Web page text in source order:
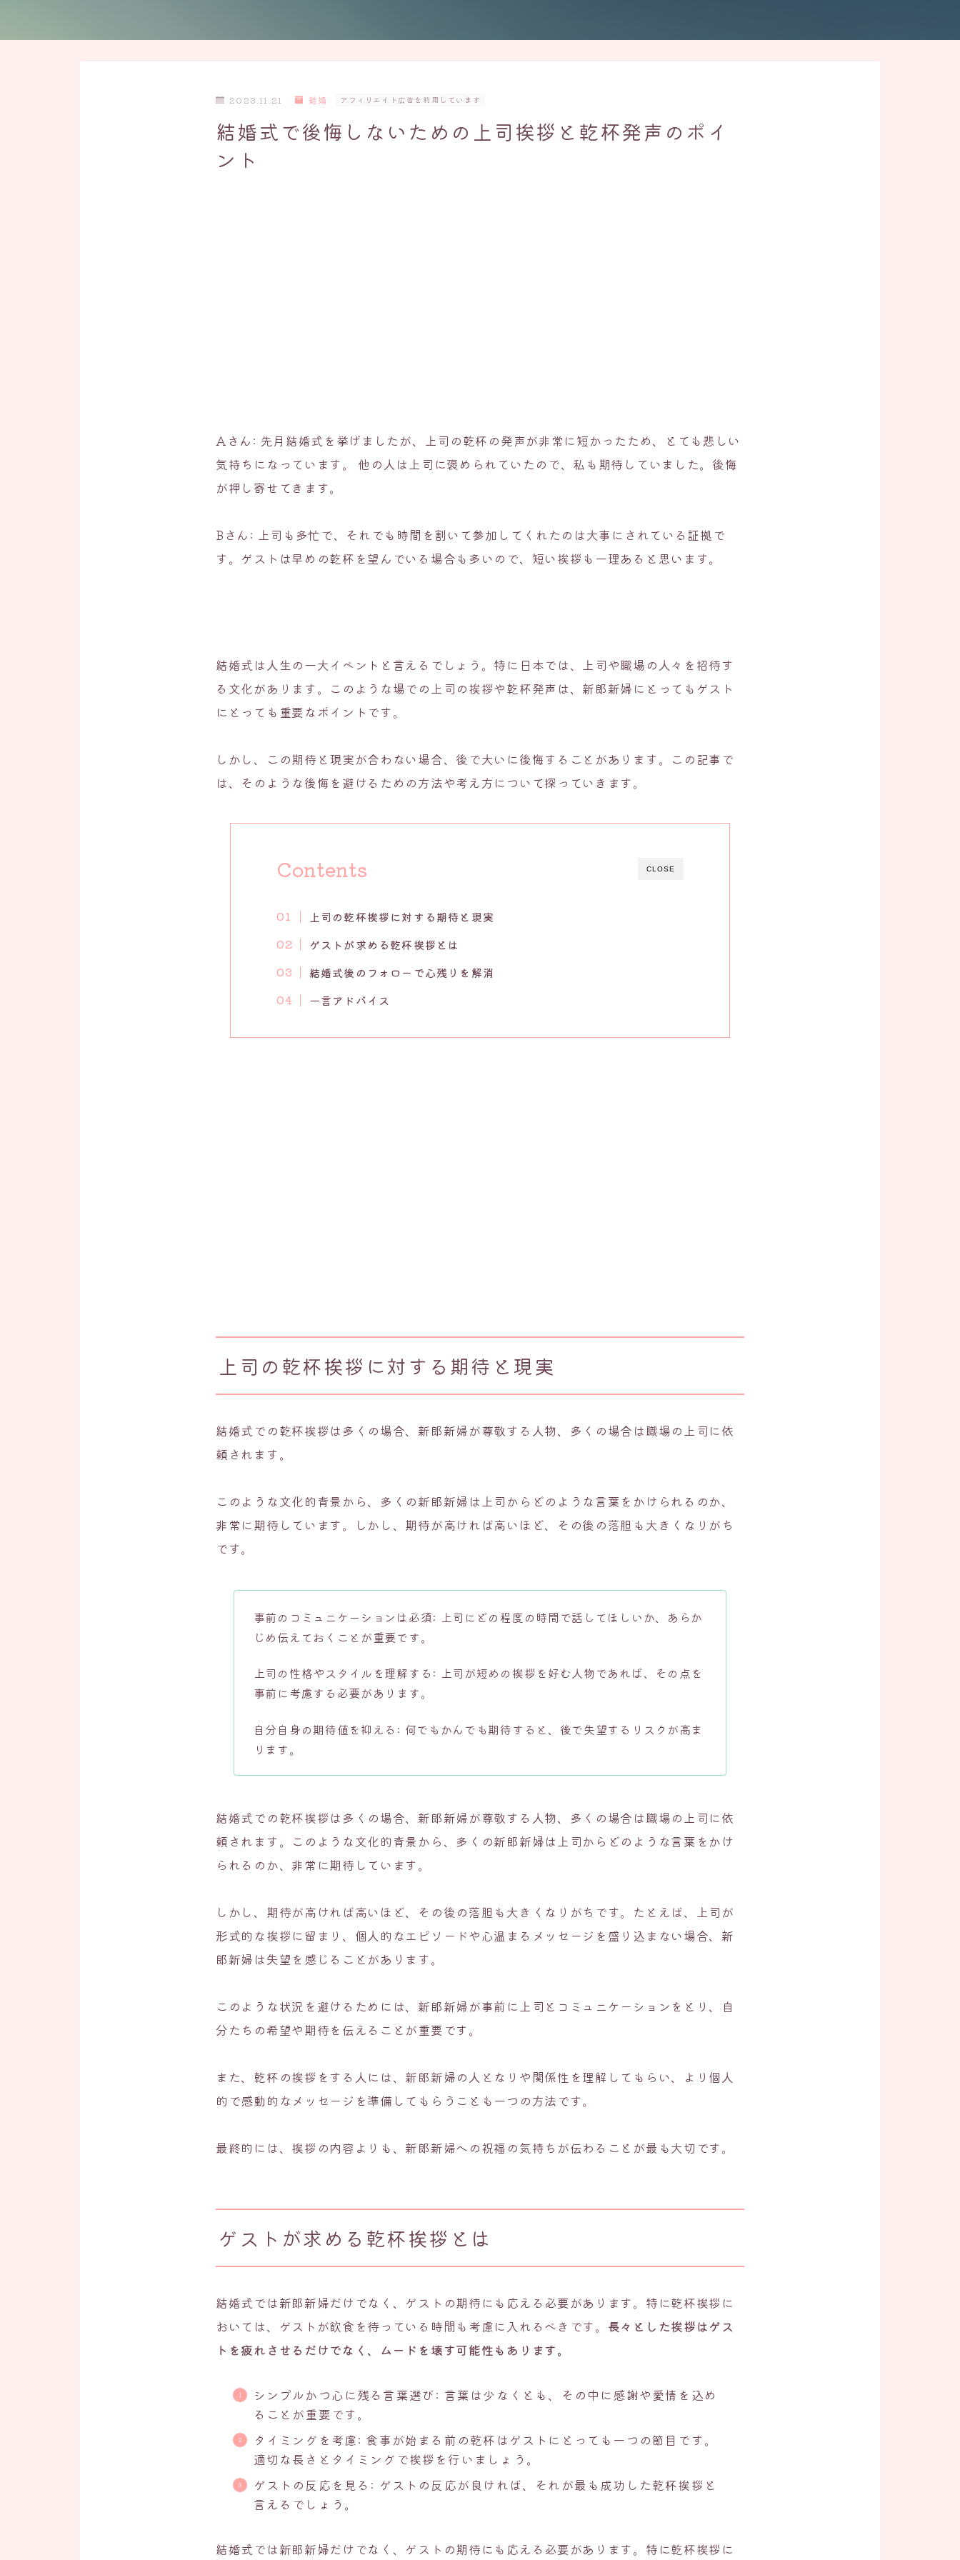
2023.11.21 結婚 アフィリエイト広告を利用しています
結婚式で後悔しないための上司挨拶と乾杯発声のポイ
ント
Aさん: 先月結婚式を挙げましたが、上司の乾杯の発声が非常に短かったため、とても悲しい
気持ちになっています。 他の人は上司に褒められていたので、私も期待していました。後悔
が押し寄せてきます。
Bさん: 上司も多忙で、それでも時間を割いて参加してくれたのは大事にされている証拠で
す。ゲストは早めの乾杯を望んでいる場合も多いので、短い挨拶も一理あると思います。
結婚式は人生の一大イベントと言えるでしょう。特に日本では、上司や職場の人々を招待す
る文化があります。このような場での上司の挨拶や乾杯発声は、新郎新婦にとってもゲスト
にとっても重要なポイントです。
しかし、この期待と現実が合わない場合、後で大いに後悔することがあります。この記事で
は、そのような後悔を避けるための方法や考え方について探っていきます。
CLOSE
Contents
上司の乾杯挨拶に対する期待と現実
ゲストが求める乾杯挨拶とは
結婚式後のフォローで心残りを解消
一言アドバイス
上司の乾杯挨拶に対する期待と現実
結婚式での乾杯挨拶は多くの場合、新郎新婦が尊敬する人物、多くの場合は職場の上司に依
頼されます。
このような文化的背景から、多くの新郎新婦は上司からどのような言葉をかけられるのか、
非常に期待しています。しかし、期待が高ければ高いほど、その後の落胆も大きくなりがち
です。
事前のコミュニケーションは必須: 上司にどの程度の時間で話してほしいか、あらか
じめ伝えておくことが重要です。
上司の性格やスタイルを理解する: 上司が短めの挨拶を好む人物であれば、その点を
事前に考慮する必要があります。
自分自身の期待値を抑える: 何でもかんでも期待すると、後で失望するリスクが高ま
ります。
結婚式での乾杯挨拶は多くの場合、新郎新婦が尊敬する人物、多くの場合は職場の上司に依
頼されます。このような文化的背景から、多くの新郎新婦は上司からどのような言葉をかけ
られるのか、非常に期待しています。
しかし、期待が高ければ高いほど、その後の落胆も大きくなりがちです。たとえば、上司が
形式的な挨拶に留まり、個人的なエピソードや心温まるメッセージを盛り込まない場合、新
郎新婦は失望を感じることがあります。
このような状況を避けるためには、新郎新婦が事前に上司とコミュニケーションをとり、自
分たちの希望や期待を伝えることが重要です。
また、乾杯の挨拶をする人には、新郎新婦の人となりや関係性を理解してもらい、より個人
的で感動的なメッセージを準備してもらうことも一つの方法です。
最終的には、挨拶の内容よりも、新郎新婦への祝福の気持ちが伝わることが最も大切です。
ゲストが求める乾杯挨拶とは
結婚式では新郎新婦だけでなく、ゲストの期待にも応える必要があります。特に乾杯挨拶に
おいては、ゲストが飲食を待っている時間も考慮に入れるべきです。 長々とした挨拶はゲス
トを疲れさせるだけでなく、ムードを壊す可能性もあります。
シンプルかつ心に残る言葉選び: 言葉は少なくとも、その中に感謝や愛情を込め
ることが重要です。
タイミングを考慮: 食事が始まる前の乾杯はゲストにとっても一つの節目です。
適切な長さとタイミングで挨拶を行いましょう。
ゲストの反応を見る: ゲストの反応が良ければ、それが最も成功した乾杯挨拶と
言えるでしょう。
結婚式では新郎新婦だけでなく、ゲストの期待にも応える必要があります。特に乾杯挨拶に